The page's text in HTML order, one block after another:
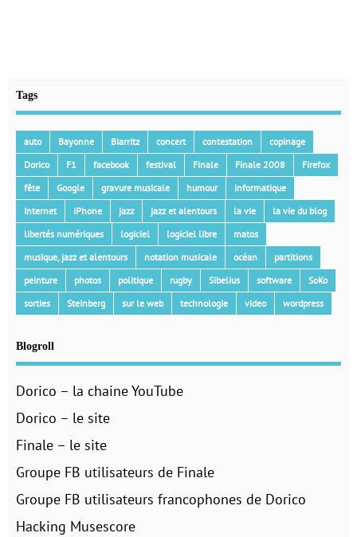
Tags
auto Bayonne Biarritz concert contestation
copinage
Dorico
F1 facebook festival Finale Finale 2008
Firefox
fête
Google gravure musicale humour
informatique
Internet
iPhone jazz jazz et alentours la vie
la vie du blog
libertés numériques
logiciel logiciel libre
matos
musique, jazz et alentours
notation musicale océan
partitions
peinture
photos politique rugby Sibelius software
SoKo
sorties
Steinberg sur le web technologie video wordpress
Blogroll
Dorico – la chaine YouTube
Dorico – le site
Finale – le site
Groupe FB utilisateurs de Finale
Groupe FB utilisateurs francophones de Dorico
Hacking Musescore